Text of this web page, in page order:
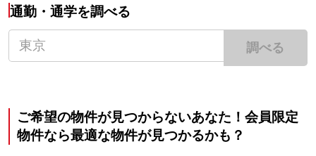
通勤・通学を調べる
調べる
ご希望の物件が見つからないあなた！会員限定
物件なら最適な物件が見つかるかも？